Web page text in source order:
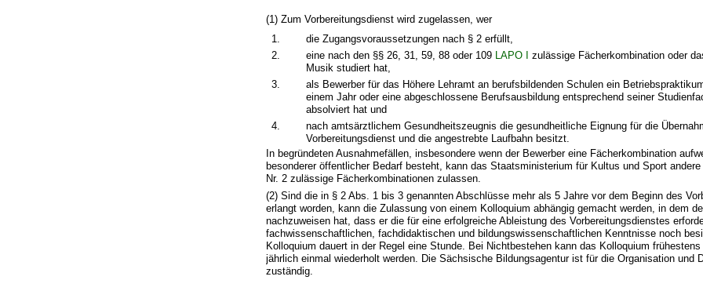
(1) Zum Vorbereitungsdienst wird zugelassen, wer
1.
die Zugangsvoraussetzungen nach § 2 erfüllt,
2.
eine nach den §§ 26, 31, 59, 88 oder 109 LAPO I zulässige Fächerkombination oder
Musik studiert hat,
3.
als Bewerber für das Höhere Lehramt an berufsbildenden Schulen ein
einem Jahr oder eine abgeschlossene Berufsausbildung entsprechend seiner
absolviert hat und
4.
nach amtsärztlichem Gesundheitszeugnis die gesundheitliche Eignung für die
Vorbereitungsdienst und die angestrebte Laufbahn besitzt.
In begründeten Ausnahmefällen, insbesondere wenn der Bewerber eine Fächerkombination
besonderer öffentlicher Bedarf besteht, kann das Staatsministerium für Kultus und Sport
Nr. 2 zulässige Fächerkombinationen zulassen.
(2) Sind die in § 2 Abs. 1 bis 3 genannten Abschlüsse mehr als 5 Jahre vor dem Beginn des
erlangt worden, kann die Zulassung von einem Kolloquium abhängig gemacht werden, in dem
nachzuweisen hat, dass er die für eine erfolgreiche Ableistung des Vorbereitungsdienstes
fachwissenschaftlichen, fachdidaktischen und bildungswissenschaftlichen Kenntnisse noch
Kolloquium dauert in der Regel eine Stunde. Bei Nichtbestehen kann das Kolloquium
jährlich einmal wiederholt werden. Die Sächsische Bildungsagentur ist für die Organisation und
zuständig.